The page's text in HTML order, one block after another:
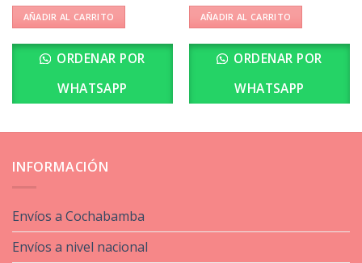
AÑADIR AL CARRITO
ORDENAR POR
WHATSAPP
AÑADIR AL CARRITO
ORDENAR POR
WHATSAPP
INFORMACIÓN
Envíos a Cochabamba
Envíos a nivel nacional